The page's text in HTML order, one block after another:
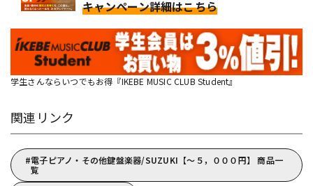
キャンペーン詳細はこちら
学生さんならいつでもお得『IKEBE MUSIC CLUB Student』
関連リンク
電子ピアノ・その他鍵盤楽器/SUZUKI【～５，０００円】 商品一
覧